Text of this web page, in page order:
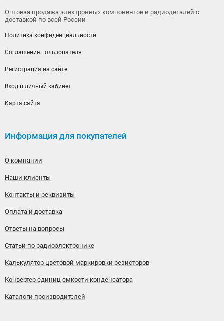
Оптовая продажа электронных компонентов и радиодеталей с
доставкой по всей России
Политика конфиденциальности
Соглашение пользователя
Регистрация на сайте
Вход в личный кабинет
Карта сайта
Информация для покупателей
О компании
Наши клиенты
Контакты и реквизиты
Оплата и доставка
Ответы на вопросы
Статьи по радиоэлектронике
Калькулятор цветовой маркировки резисторов
Конвертер единиц емкости конденсатора
Каталоги производителей